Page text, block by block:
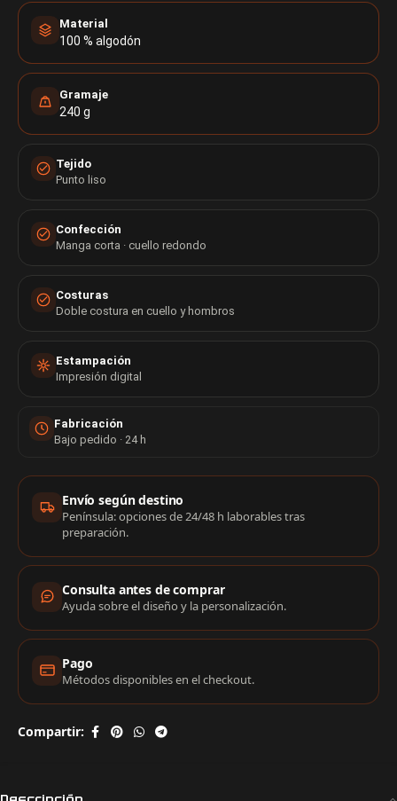
Material
100 % algodón
Gramaje
240 g
Tejido
Punto liso
Confección
Manga corta · cuello redondo
Costuras
Doble costura en cuello y hombros
Estampación
Impresión digital
Fabricación
Bajo pedido · 24 h
Información de compra
Envío según destino
Península: opciones de 24/48 h laborables tras
preparación.
Consulta antes de comprar
Ayuda sobre el diseño y la personalización.
Pago
Métodos disponibles en el checkout.
Compartir: